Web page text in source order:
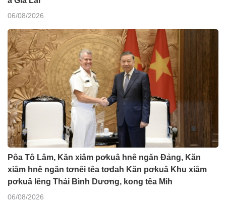
06/08/2026
Pôa Tô Lâm, Kăn xiâm pơkuâ hnê ngăn Đảng, Kăn
xiâm hnê ngăn tơnêi têa tơdah Kăn pơkuâ Khu xiâm
pơkuâ lêng Thái Bình Dương, kong têa Mih
06/08/2026